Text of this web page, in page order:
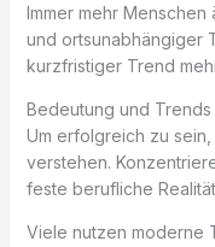
Immer mehr
und ortsunabhängiger
kurzfristiger Trend
Bedeutung und Trends
Um erfolgreich zu
verstehen.
feste berufliche
Viele nutzen moderne